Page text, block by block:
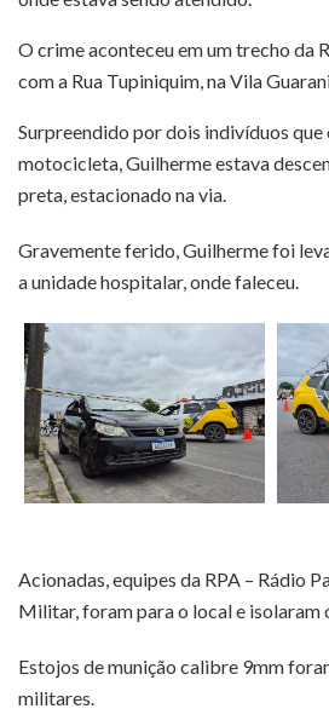
O crime aconteceu em um trecho da
com a Rua Tupiniquim, na Vila
Surpreendido por dois indivíduos que
motocicleta, Guilherme estava
preta, estacionado na via.
Gravemente ferido, Guilherme foi
a unidade hospitalar, onde faleceu.
Acionadas, equipes da RPA – Rádio
Militar, foram para o local e isolaram
Estojos de munição calibre 9mm
militares.